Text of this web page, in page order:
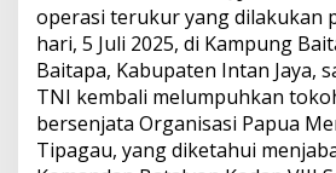
operasi terukur yang dilakukan
hari, 5 Juli 2025, di Kampung
Baitapa, Kabupaten Intan Jaya,
TNI kembali melumpuhkan
bersenjata Organisasi Papua
Tipagau, yang diketahui